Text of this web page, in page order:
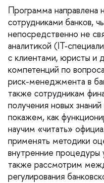
Программа направлена
сотрудниками банков,
непосредственно не
аналитикой (IT-
с клиентами, юристы и
компетенций по
риск-менеджмента в
также сотрудникам
получения новых
покажем, как
научим «читать»
применять методики
нутренние процедуры
также рассмотрим
регулирования